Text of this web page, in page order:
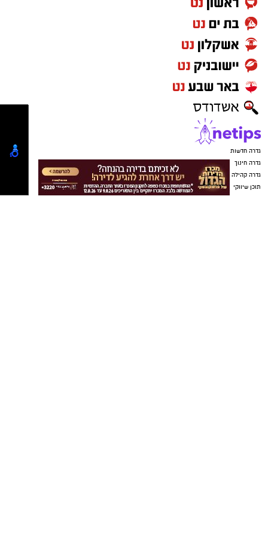
הרשות שונה, והחוק מחייב החלטה של מליאת
לצורך השעייתו.
כזכור, ניסיונות קודמים להשיג את הרוב הדרוש לא
צלחו, בין היתר לאחר שחלק מחברי האופוזיציה לא
השתתפו בהצבעות מסיבות פוליטיות.
כעת, לנוכח הקושי לכנס ישיבת מועצה נוספת בזמן
הקרוב, פרסמה היועצת המשפטית של המועצה
חוות דעת שלפיה ניתן, בנסיבות העניין, לבצע את
ההצבעה באמצעות סבב דואר אלקטרוני.